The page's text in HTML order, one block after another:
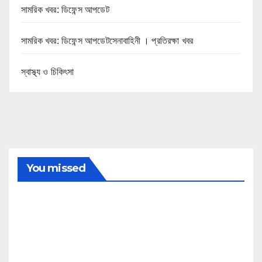
সামরিক খবর: ডিফেন্স আপডেট
সামরিক খবর: ডিফেন্স আপডেটসেনাবাহিনী । প্রতিরক্ষা খবর
স্বাস্থ্য ও চিকিৎসা
You missed